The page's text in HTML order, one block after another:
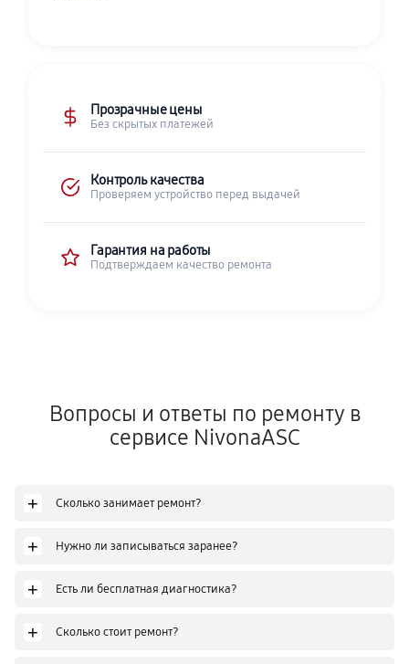
Прозрачные цены
Без скрытых платежей
Контроль качества
Проверяем устройство перед выдачей
Гарантия на работы
Подтверждаем качество ремонта
Вопросы и ответы по ремонту в
сервисе NivonaASC
+ Сколько занимает ремонт?
+ Нужно ли записываться заранее?
+ Есть ли бесплатная диагностика?
+ Сколько стоит ремонт?